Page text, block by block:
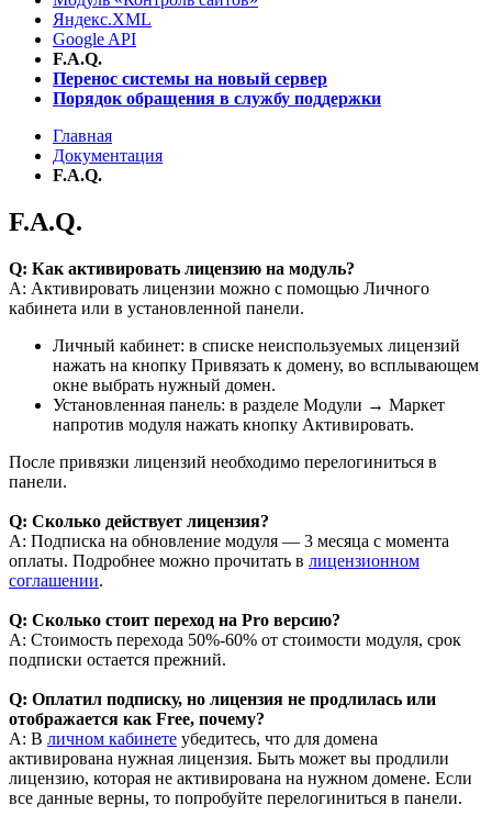
Яндекс.XML
Google API
F.A.Q.
Перенос системы на новый сервер
Порядок обращения в службу поддержки
Главная
Документация
F.A.Q.
F.A.Q.
Q: Как активировать лицензию на модуль?
A: Активировать лицензии можно с помощью Личного
кабинета или в установленной панели.
Личный кабинет: в списке неиспользуемых лицензий
нажать на кнопку Привязать к домену, во всплывающем
окне выбрать нужный домен.
Установленная панель: в разделе Модули → Маркет
напротив модуля нажать кнопку Активировать.
После привязки лицензий необходимо перелогиниться в
панели.
Q: Сколько действует лицензия?
A: Подписка на обновление модуля — 3 месяца с момента
оплаты. Подробнее можно прочитать в лицензионном
соглашении.
Q: Сколько стоит переход на Pro версию?
A: Стоимость перехода 50%-60% от стоимости модуля, срок
подписки остается прежний.
Q: Оплатил подписку, но лицензия не продлилась или
отображается как Free, почему?
A: В личном кабинете убедитесь, что для домена
активирована нужная лицензия. Быть может вы продлили
лицензию, которая не активирована на нужном домене. Если
все данные верны, то попробуйте перелогиниться в панели.